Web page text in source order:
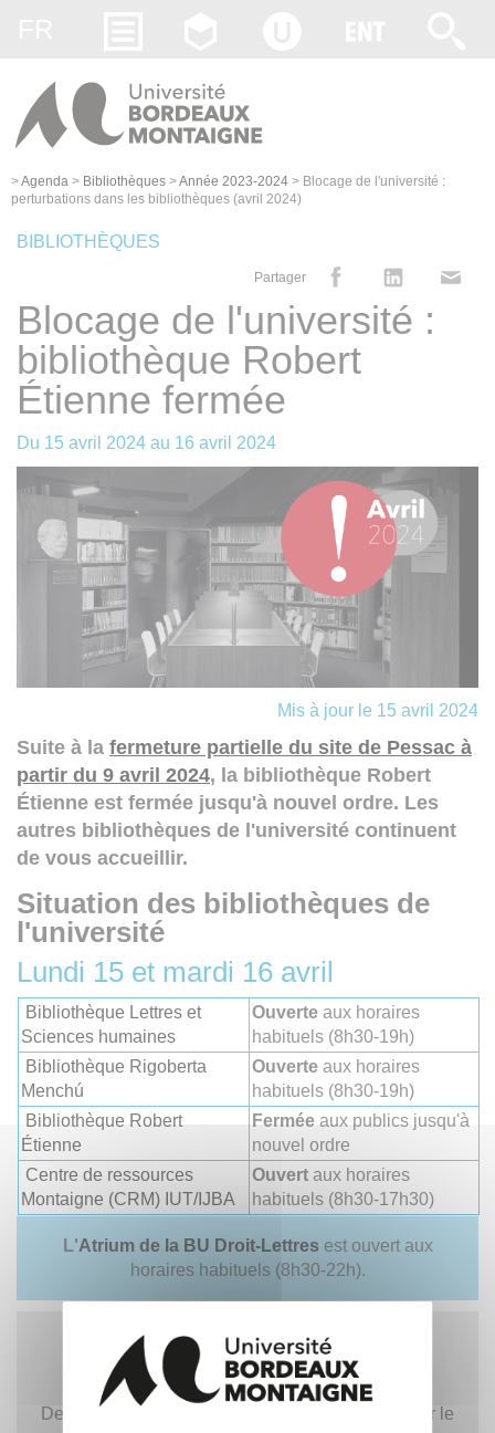
>Agenda > Bibliothèques >Année 2023-2024 > Blocage de l'université :
perturbations dans les bibliothèques (avril 2024)
BIBLIOTHÈQUES
Partager
Blocage de l'université :
bibliothèque Robert
Étienne fermée
Du 15 avril 2024 au 16 avril 2024
Mis à jour le 15 avril 2024
Suite à la fermeture partielle du site de Pessac à
partir du 9 avril 2024, la bibliothèque Robert
Étienne est fermée jusqu'à nouvel ordre. Les
autres bibliothèques de l'université continuent
de vous accueillir.
Situation des bibliothèques de
l'université
Lundi 15 et mardi 16 avril
Bibliothèque Lettres et
Sciences humaines
Ouverte aux horaires
habituels (8h30-19h)
Bibliothèque Rigoberta
Menchú
Ouverte aux horaires
habituels (8h30-19h)
Bibliothèque Robert
Étienne
Fermée aux publics jusqu'à
nouvel ordre
Centre de ressources
Montaigne (CRM) IUT/IJBA
Ouvert aux horaires
habituels (8h30-17h30)
L'Atrium de la BU Droit-Lettres est ouvert aux
horaires habituels (8h30-22h).
ressources numériques sont accessibles
24h/24.
Des
sont également ouvertes sur le